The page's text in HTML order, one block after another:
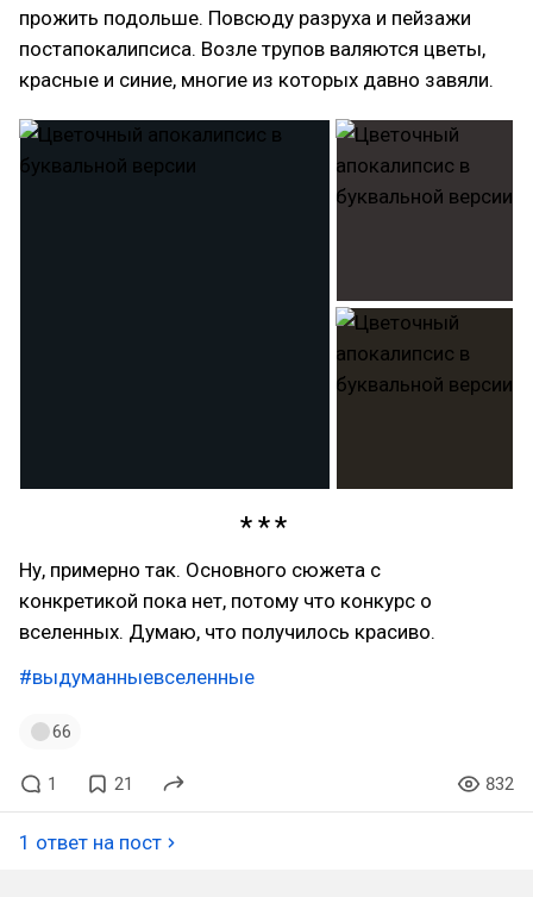
прожить подольше. Повсюду разруха и пейзажи
постапокалипсиса. Возле трупов валяются цветы,
красные и синие, многие из которых давно завяли.
Ну, примерно так. Основного сюжета с
конкретикой пока нет, потому что конкурс о
вселенных. Думаю, что получилось красиво.
#выдуманныевселенные
66
1 21 832
1 ответ на пост